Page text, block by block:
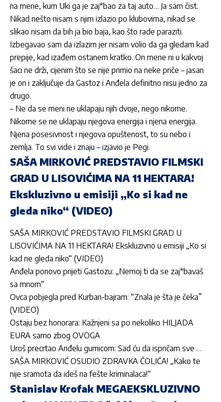
na mene, kum Uki ga je zaj*bao za taj auto… Ja sam čist.
Nikad nešto nisam s njim izlazio po klubovima, nikad se
slikao nisam da bih ja bio baja, kao što rade paraziti.
Izbegavao sam da izlazim jer nisam volio da ga gledam kad
prepije, kad izađem ostanem kratko. On mene ni u kakvoj
šaci ne drži, cijenim što se nije primio na neke priče – jasan
je on i zaključuje da Gastoz i Anđela definitno nisu jedno za
drugo.
– Ne da se meni ne uklapaju njih dvoje, nego nikome.
Nikome se ne uklapaju njegova energija i njena energija.
Njena posesivnost i njegova opuštenost, to su nebo i
zemlja. To svi vide i znaju – izjavio je Pegi.
SAŠA MIRKOVIĆ PREDSTAVIO FILMSKI
GRAD U LISOVIĆIMA NA 11 HEKTARA!
Ekskluzivno u emisiji „Ko si kad ne
gleda niko“ (VIDEO)
SAŠA MIRKOVIĆ PREDSTAVIO FILMSKI GRAD U
LISOVIĆIMA NA 11 HEKTARA! Ekskluzivno u emisiji „Ko si
kad ne gleda niko“ (VIDEO)
Anđela ponovo prijeti Gastozu: „Nemoj ti da se zaj*bavaš
sa mnom“
Ovca pobjegla pred Kurban-bajram: “Znala je šta je čeka”
(VIDEO)
Ostaju bez honorara: Kažnjeni sa po nekoliko HILJADA
EURA samo zbog OVOGA
Uroš precrtao Anđelu gumicom: Sad ću da ispričam sve …
SAŠA MIRKOVIĆ OSUDIO ZDRAVKA ČOLIĆA! „Kako te
nije sramota da ideš na fešte kriminalaca!“
Stanislav Krofak MEGAEKSKLUZIVNO